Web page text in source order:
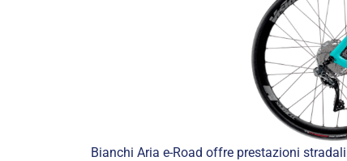
Bianchi Aria e-Road offre prestazioni